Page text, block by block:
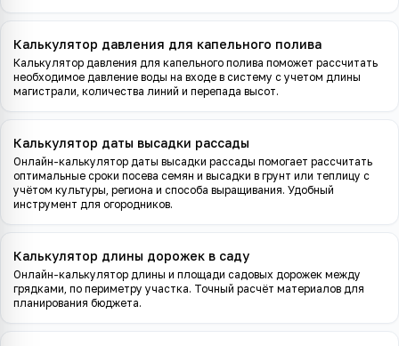
Калькулятор давления для капельного полива
Калькулятор давления для капельного полива поможет рассчитать
необходимое давление воды на входе в систему с учетом длины
магистрали, количества линий и перепада высот.
Калькулятор даты высадки рассады
Онлайн-калькулятор даты высадки рассады помогает рассчитать
оптимальные сроки посева семян и высадки в грунт или теплицу с
учётом культуры, региона и способа выращивания. Удобный
инструмент для огородников.
Калькулятор длины дорожек в саду
Онлайн-калькулятор длины и площади садовых дорожек между
грядками, по периметру участка. Точный расчёт материалов для
планирования бюджета.